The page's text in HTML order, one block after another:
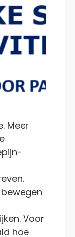
Meer
Voor
hoe